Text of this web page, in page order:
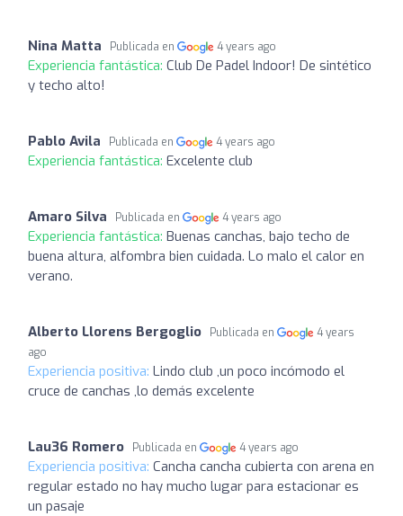
Nina Matta Publicada en 4 years ago
Experiencia fantástica: Club De Padel Indoor! De sintético
y techo alto!
Pablo Avila Publicada en 4 years ago
Experiencia fantástica: Excelente club
Amaro Silva Publicada en 4 years ago
Experiencia fantástica: Buenas canchas, bajo techo de
buena altura, alfombra bien cuidada. Lo malo el calor en
verano.
Alberto Llorens Bergoglio Publicada en
4 years
ago
Experiencia positiva: Lindo club ,un poco incómodo el
cruce de canchas ,lo demás excelente
Lau36 Romero Publicada en 4 years ago
Experiencia positiva: Cancha cancha cubierta con arena en
regular estado no hay mucho lugar para estacionar es
un pasaje